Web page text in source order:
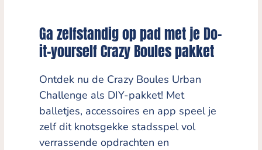
Ga zelfstandig op pad met je Do-
it-yourself Crazy Boules pakket
Ontdek nu de Crazy Boules Urban
Challenge als DIY-pakket! Met
balletjes, accessoires en app speel je
zelf dit knotsgekke stadsspel vol
verrassende opdrachten en